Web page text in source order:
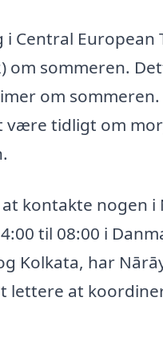
Central European
om sommeren.
om
være tidligt om
kontakte nogen i
til 08:00 i
Kolkata, har
lettere at